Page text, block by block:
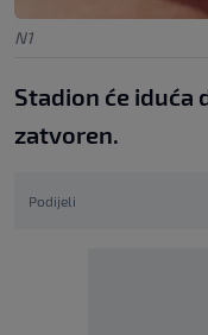
N1
Stadion će iduća
zatvoren.
Podijeli